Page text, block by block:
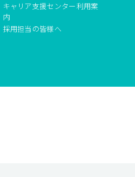
キャリア支援センター利用案
内
採用担当の皆様へ